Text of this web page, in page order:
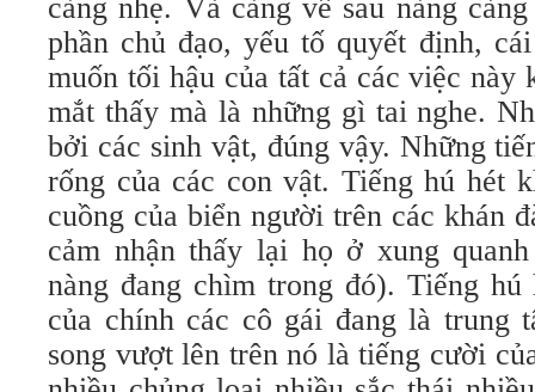
càng nhẹ. Và càng về sau nàng
phần chủ đạo, yếu tố quyết định,
muốn tối hậu của tất cả các việc này
mắt thấy mà là những gì tai nghe.
bởi các sinh vật, đúng vậy. Những
rống của các con vật. Tiếng hú hét
cuồng của biển người trên các khán
cảm nhận thấy lại họ ở xung
nàng đang chìm trong đó). Tiếng
của chính các cô gái đang là trung
song vượt lên trên nó là tiếng cười